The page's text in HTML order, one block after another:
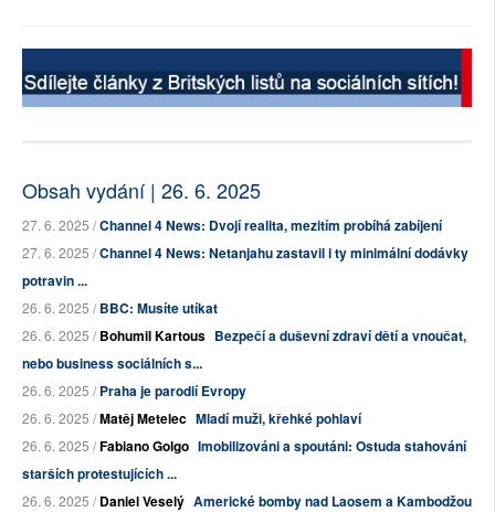
Obsah vydání | 26. 6. 2025
27. 6. 2025 /Channel 4 News: Dvojí realita, mezitím probíhá zabíjení
27. 6. 2025 /Channel 4 News: Netanjahu zastavil i ty minimální dodávky
potravin ...
26. 6. 2025 /BBC: Musíte utíkat
26. 6. 2025 /Bohumil Kartous Bezpečí a duševní zdraví dětí a vnoučat,
nebo business sociálních s...
26. 6. 2025 /Praha je parodií Evropy
26. 6. 2025 /Matěj Metelec Mladí muži, křehké pohlaví
26. 6. 2025 /Fabiano Golgo Imobilizováni a spoutáni: Ostuda stahování
starších protestujících ...
26. 6. 2025 /Daniel Veselý Americké bomby nad Laosem a Kambodžou